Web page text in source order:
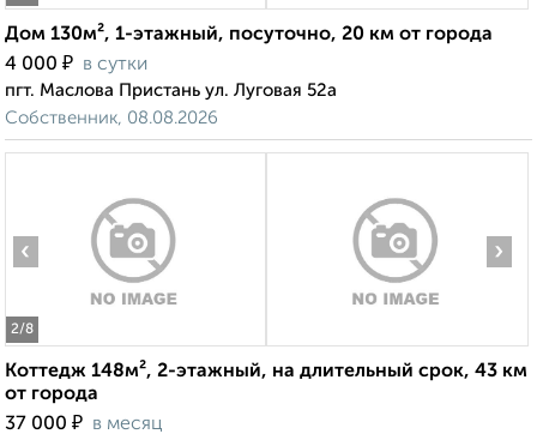
Дом 130м², 1-этажный, посуточно, 20 км от города
4 000 ₽ в сутки
пгт. Маслова Пристань ул. Луговая 52а
Собственник, 08.08.2026
2/8
‹ ›
Коттедж 148м², 2-этажный, на длительный срок, 43 км
от города
37 000 ₽ в месяц